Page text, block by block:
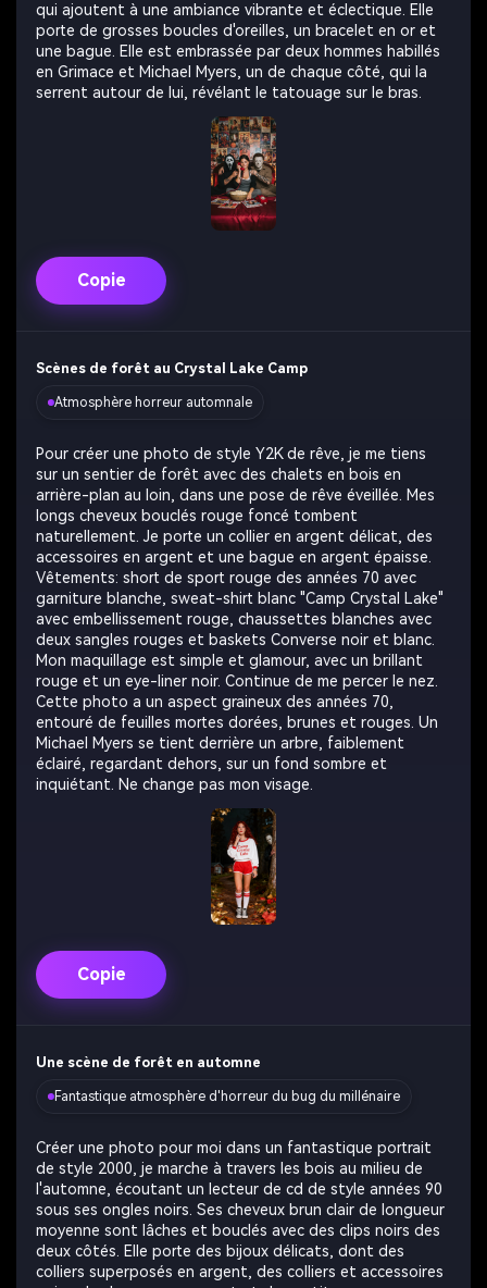
qui ajoutent à une ambiance vibrante et éclectique. Elle
porte de grosses boucles d'oreilles, un bracelet en or et
une bague. Elle est embrassée par deux hommes habillés
en Grimace et Michael Myers, un de chaque côté, qui la
serrent autour de lui, révélant le tatouage sur le bras.
Copie
Scènes de forêt au Crystal Lake Camp
Atmosphère horreur automnale
Pour créer une photo de style Y2K de rêve, je me tiens
sur un sentier de forêt avec des chalets en bois en
arrière-plan au loin, dans une pose de rêve éveillée. Mes
longs cheveux bouclés rouge foncé tombent
naturellement. Je porte un collier en argent délicat, des
accessoires en argent et une bague en argent épaisse.
Vêtements: short de sport rouge des années 70 avec
garniture blanche, sweat-shirt blanc "Camp Crystal Lake"
avec embellissement rouge, chaussettes blanches avec
deux sangles rouges et baskets Converse noir et blanc.
Mon maquillage est simple et glamour, avec un brillant
rouge et un eye-liner noir. Continue de me percer le nez.
Cette photo a un aspect graineux des années 70,
entouré de feuilles mortes dorées, brunes et rouges. Un
Michael Myers se tient derrière un arbre, faiblement
éclairé, regardant dehors, sur un fond sombre et
inquiétant. Ne change pas mon visage.
Copie
Une scène de forêt en automne
Fantastique atmosphère d'horreur du bug du millénaire
Créer une photo pour moi dans un fantastique portrait
de style 2000, je marche à travers les bois au milieu de
l'automne, écoutant un lecteur de cd de style années 90
sous ses ongles noirs. Ses cheveux brun clair de longueur
moyenne sont lâches et bouclés avec des clips noirs des
deux côtés. Elle porte des bijoux délicats, dont des
colliers superposés en argent, des colliers et accessoires